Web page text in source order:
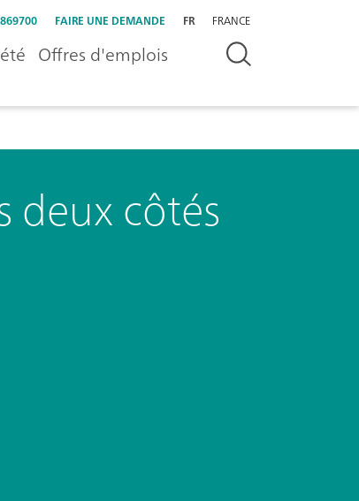
FAIRE UNE DEMANDE FR FRANCE
Offres d'emplois
deux côtés